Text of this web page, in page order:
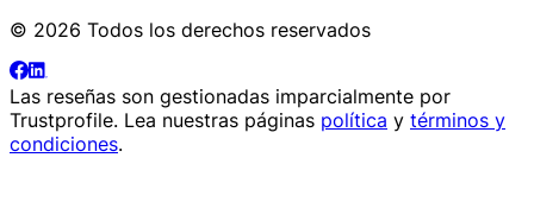
© 2026 Todos los derechos reservados
Las reseñas son gestionadas imparcialmente por
Trustprofile. Lea nuestras páginas política y términos y
condiciones.